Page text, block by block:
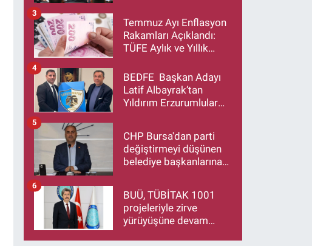
Büyütmeye Devam
Edecek”
Temmuz Ayı Enflasyon
Rakamları Açıklandı:
TÜFE Aylık ve Yıllık
3
BEDFE Başkan Adayı
Latif Albayrak’tan
Yıldırım Erzurumlular
Ziyareti
4
CHP Bursa'dan parti
değiştirmeyi düşünen
belediye başkanlarına
makamlarınızı da
bırakın
5
BUÜ, TÜBİTAK 1001
projeleriyle zirve
yürüyüşüne devam
6